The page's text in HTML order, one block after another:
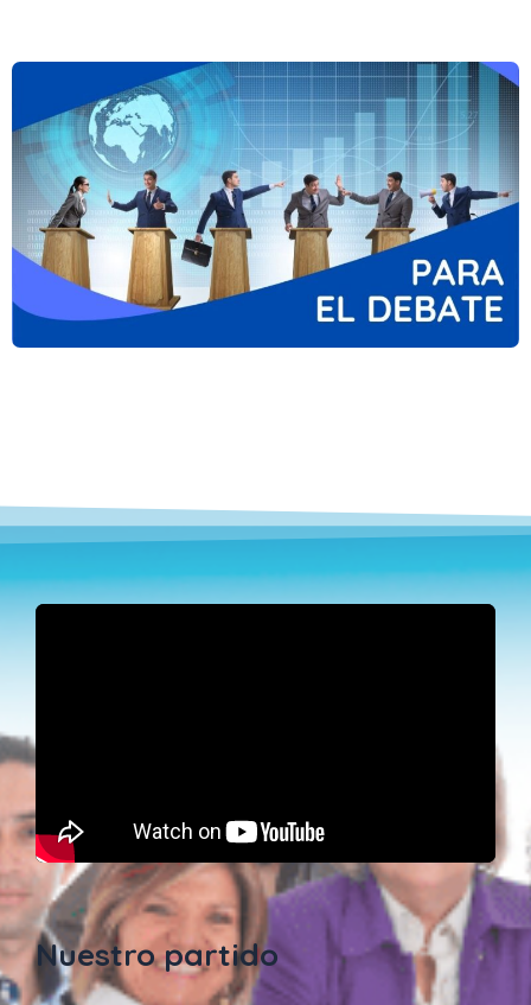
Nuestro partido